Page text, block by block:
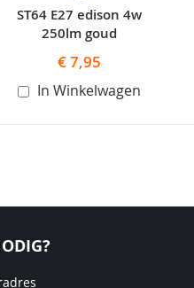
ST64 E27 edison 4w
250lm goud
€ 7,95
In Winkelwagen